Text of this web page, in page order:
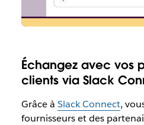
Échangez avec vos
clients via Slack
Grâce à Slack Connect,
fournisseurs et des